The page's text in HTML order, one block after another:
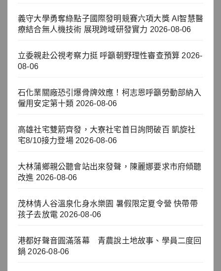
義守大學勇奪綠點子國際發明競賽六項大獎 AI智慧醫
療結合無人機技術 展現跨域研發實力 2026-08-06
立委親赴公視考察力挺 呼籲朝野理性審查預算 2026-
08-06
石化業關廠恐引爆骨牌效應！柯志恩呼籲勞動部納入
僱用安定第十類 2026-08-06
高雄社宅雙箭齊發，大寮社宅首日詢問破百 凱旋社
宅8/10接力登場 2026-08-06
大林蒲鄉親公聽會站出來發聲，陳麗娜要求市府傾聽
改進 2026-08-06
茂林情人谷溫泉化身水樂園 暑假限定夏令營 快帶帶
孩子去放電 2026-08-06
港都好聲音圓滿落幕 青農說土地故事、學員二度回
鍋 2026-08-06